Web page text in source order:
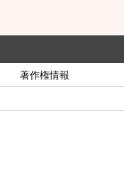
著作権情報